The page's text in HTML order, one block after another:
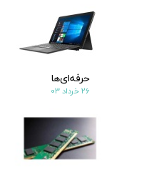
حرفه‌ای‌ها
۲۶ خرداد ۰۳